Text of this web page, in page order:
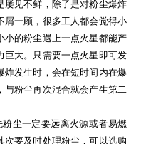
屡见不鲜，除了是对粉尘爆炸
屑一顾，很多工人都会觉得小
小的粉尘遇上一点火星都能产
巨大。只需要一点火星即可发
炸发生时，会在短时间内在爆
与粉尘再次混合就会产生第二
尘一定要远离火源或者易燃
次要及时处理粉尘，可以选购